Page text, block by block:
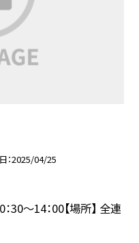
2025/04/25
：30〜14：00【場所】 全連